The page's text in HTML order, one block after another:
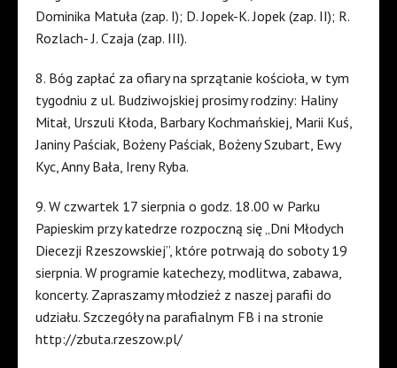
Dominika Matuła (zap. I); D. Jopek-K. Jopek (zap. II); R.
Rozlach- J. Czaja (zap. III).
8. Bóg zapłać za ofiary na sprzątanie kościoła, w tym
tygodniu z ul. Budziwojskiej prosimy rodziny: Haliny
Mitał, Urszuli Kłoda, Barbary Kochmańskiej, Marii Kuś,
Janiny Paściak, Bożeny Paściak, Bożeny Szubart, Ewy
Kyc, Anny Bała, Ireny Ryba.
9. W czwartek 17 sierpnia o godz. 18.00 w Parku
Papieskim przy katedrze rozpoczną się „Dni Młodych
Diecezji Rzeszowskiej”, które potrwają do soboty 19
sierpnia. W programie katechezy, modlitwa, zabawa,
koncerty. Zapraszamy młodzież z naszej parafii do
udziału. Szczegóły na parafialnym FB i na stronie
http://zbuta.rzeszow.pl/